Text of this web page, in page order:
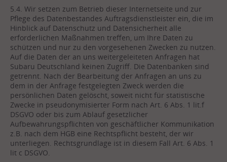
5.4. Wir setzen zum Betrieb dieser Internetseite und zur
Pflege des Datenbestandes Auftragsdienstleister ein, die im
Hinblick auf Datenschutz und Datensicherheit alle
erforderlichen Maßnahmen treffen, um Ihre Daten zu
schützen und nur zu den vorgesehenen Zwecken zu nutzen.
Auf die Daten der an uns weitergeleiteten Anfragen hat
Subaru Deutschland keinen Zugriff. Die Datenbanken sind
getrennt. Nach der Bearbeitung der Anfragen an uns zu
dem in der Anfrage festgelegten Zweck werden die
persönlichen Daten gelöscht, soweit nicht für statistische
Zwecke in pseudonymisierter Form nach Art. 6 Abs. 1 lit.f
DSGVO oder bis zum Ablauf gesetzlicher
Aufbewahrungspflichten von geschäftlicher Kommunikation
z.B. nach dem HGB eine Rechtspflicht besteht, der wir
unterliegen. Rechtsgrundlage ist in diesem Fall Art. 6 Abs. 1
lit c DSGVO.